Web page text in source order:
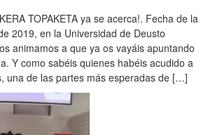
TOPAKETA ya se acerca!. Fecha de la
2019, en la Universidad de Deusto
animamos a que ya os vayáis apuntando
Y como sabéis quienes habéis acudido a
una de las partes más esperadas de […]